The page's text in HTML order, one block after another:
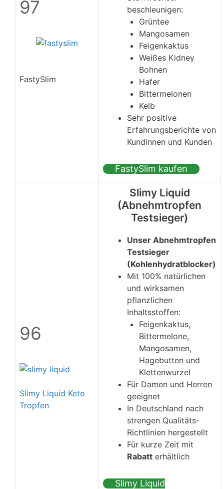
97
FastySlim
beschleunigen:
Grüntee
Mangosamen
Feigenkaktus
Weißes Kidney
Bohnen
Hafer
Bittermelonen
Kelb
Sehr positive
Erfahrungsberichte von
Kundinnen und Kunden
FastySlim kaufen
96
Slimy Liquid Keto
Tropfen
Slimy Liquid
(Abnehmtropfen
Testsieger)
Unser Abnehmtropfen
Testsieger
(Kohlenhydratblocker)
Mit 100% natürlichen
und wirksamen
pflanzlichen
Inhaltsstoffen:
Feigenkaktus,
Bittermelone,
Mangosamen,
Hagebutten und
Klettenwurzel
Für Damen und Herren
geeignet
In Deutschland nach
strengen Qualitäts-
Richtlinien hergestellt
Für kurze Zeit mit
Rabatt erhältlich
Slimy Liquid